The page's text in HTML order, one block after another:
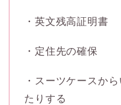
・英文残高証明書
・定住先の確保
・スーツケースか
たりする